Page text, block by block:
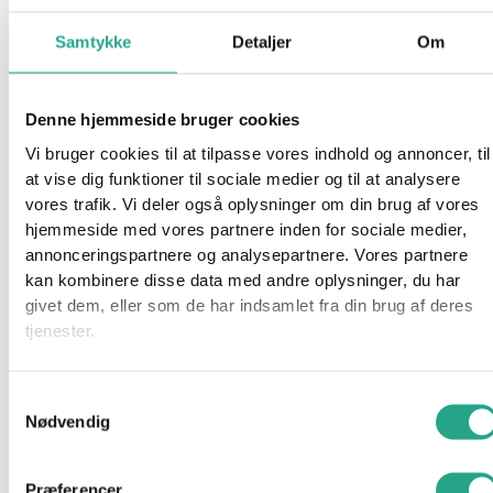
Samtykke Detaljer Om
Denne hjemmeside bruger cookies
Vi bruger cookies til at tilpasse vores indhold og annoncer, til
at vise dig funktioner til sociale medier og til at analysere
vores trafik. Vi deler også oplysninger om din brug af vores
hjemmeside med vores partnere inden for sociale medier,
annonceringspartnere og analysepartnere. Vores partnere
kan kombinere disse data med andre oplysninger, du har
givet dem, eller som de har indsamlet fra din brug af deres
tjenester.
Nødvendig
Spørg om produktet
12 overraskelsesposer med PLAYMOBIL-figurer i separate
dele! Til at sætte sammen, samle eller blande hoveder,
kroppe, ben og meget andet tilbehør! Tag alt fra hinanden –
kombiner på en anden måde – masser af sjov, hver dag!
Få mulighed for uendelig kombinationsleg med de alsidige
Hoveder, kroppe, ben, tilbehør  byt, bland og kombiner på ny.
mange spændende figurer. Åbn poserne med det samme, og